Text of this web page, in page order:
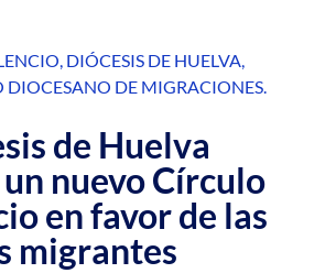
, DIÓCESIS DE HUELVA,
DIOCESANO DE MIGRACIONES.
de Huelva
nuevo Círculo
en favor de las
migrantes